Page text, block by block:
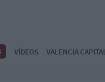
VÍDEOS VALENCIA CAPITAL